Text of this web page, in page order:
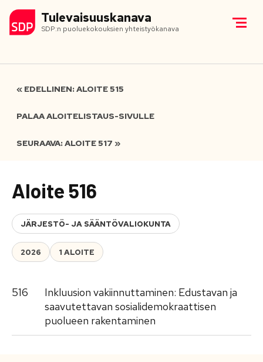
Tulevaisuuskanava
SDP:n puoluekokouksien yhteistyökanava
« EDELLINEN: ALOITE 515
PALAA ALOITELISTAUS-SIVULLE
SEURAAVA: ALOITE 517 »
Aloite 516
JÄRJESTÖ- JA SÄÄNTÖVALIOKUNTA
2026 1 ALOITE
516
Inkluusion vakiinnuttaminen: Edustavan ja
saavutettavan sosialidemokraattisen
puolueen rakentaminen